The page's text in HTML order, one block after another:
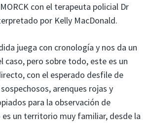
con el terapeuta policial Dr
por Kelly MacDonald.
juega con cronología y nos da un
caso, pero sobre todo, este es un
con el esperado desfile de
arenques rojas y
para la observación de
un territorio muy familiar, desde la